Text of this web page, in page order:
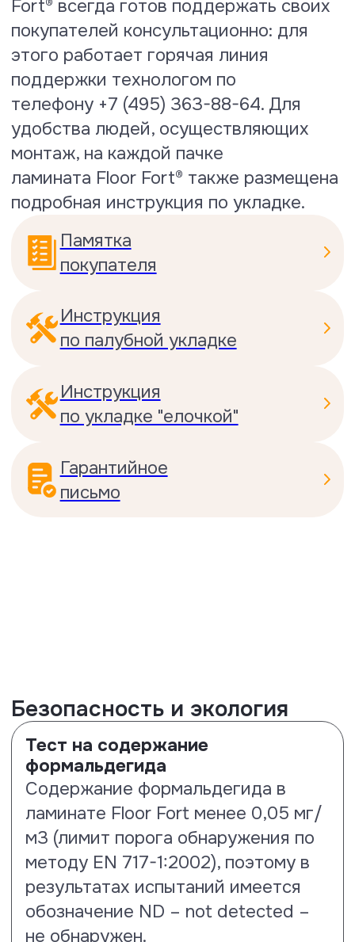
Тест на водопоглощение
По результатам испытаний
коэффициент водопоглощения
ламината Floor Fort® составляет
всего 10.1 %
Посмотреть сертификат
Тест на размерные колебания
ламели при изменении влажности
показатели изменения длины и
толщины были 0,6 и 0,7 мм, что на
30 % лучше нормативного
Посмотреть сертификат
Испытания на прочность и
долговечность
Тест на истираемость и
соответствие 33 классу
Данное испытания проводилось
согласно стандартам
EN13329:2023 и ISO 24338:2022 по
методу А. В результате
проведенных тестов ламинату
Floor Fort подтвержден 33 класс